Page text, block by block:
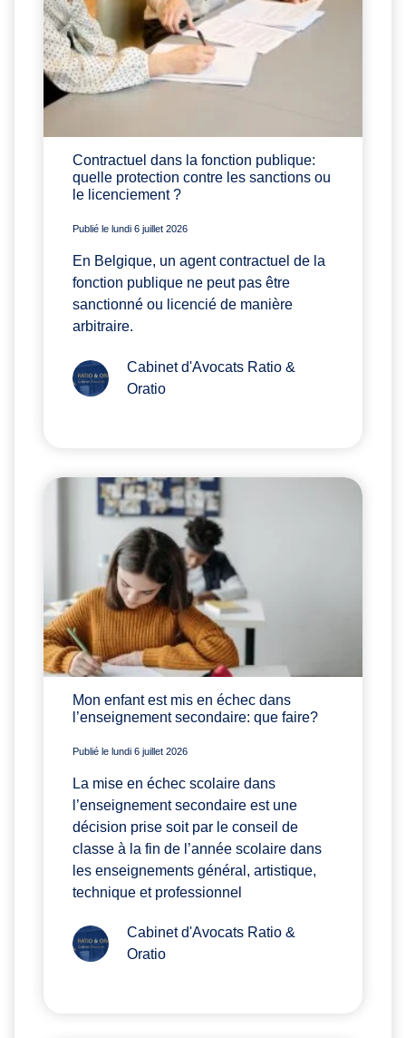
Contractuel dans la fonction publique:
quelle protection contre les sanctions ou
le licenciement ?
Publié le lundi 6 juillet 2026
En Belgique, un agent contractuel de la
fonction publique ne peut pas être
sanctionné ou licencié de manière
arbitraire.
Cabinet d'Avocats Ratio &
Oratio
Mon enfant est mis en échec dans
l’enseignement secondaire: que faire?
Publié le lundi 6 juillet 2026
La mise en échec scolaire dans
l’enseignement secondaire est une
décision prise soit par le conseil de
classe à la fin de l’année scolaire dans
les enseignements général, artistique,
technique et professionnel
Cabinet d'Avocats Ratio &
Oratio